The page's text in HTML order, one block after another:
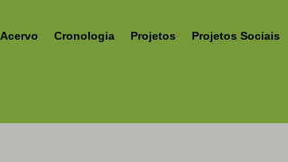
Acervo Cronologia Projetos Projetos Sociais